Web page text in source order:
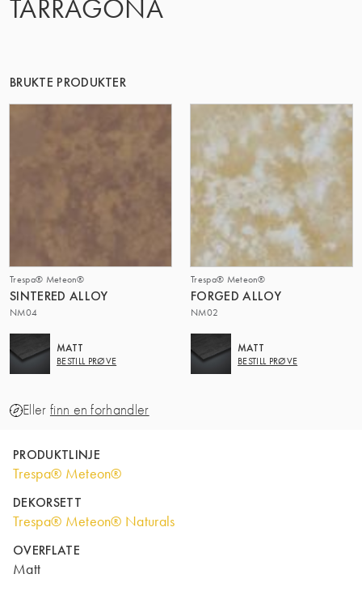
TARRAGONA
BRUKTE PRODUKTER
Trespa® Meteon®
SINTERED ALLOY
NM04
MATT
BESTILL PRØVE
Trespa® Meteon®
FORGED ALLOY
NM02
MATT
BESTILL PRØVE
Eller finn en forhandler
PRODUKTLINJE
Trespa® Meteon®
DEKORSETT
Trespa® Meteon® Naturals
OVERFLATE
Matt